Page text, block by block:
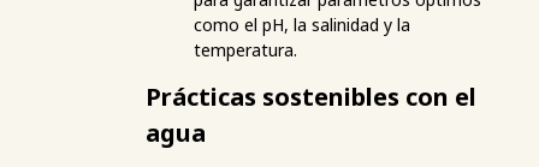
como el pH, la salinidad y la
temperatura.
Prácticas sostenibles con el
agua